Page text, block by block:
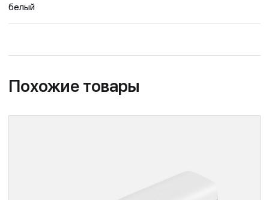
белый
Похожие товары